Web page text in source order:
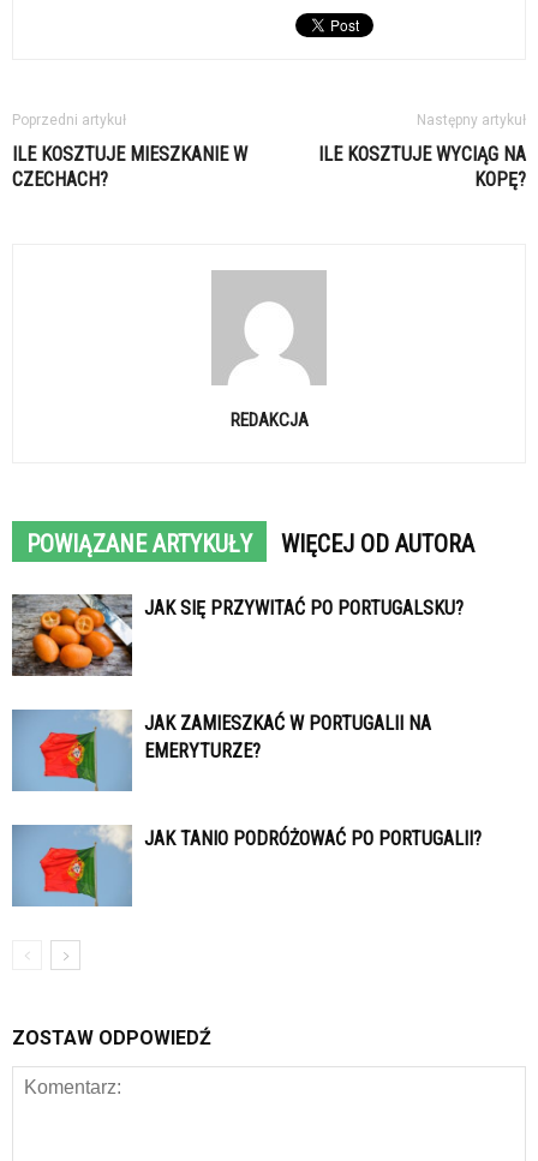
Poprzedni artykuł
ILE KOSZTUJE MIESZKANIE W
CZECHACH?
Następny artykuł
ILE KOSZTUJE WYCIĄG NA
KOPĘ?
REDAKCJA
POWIĄZANE ARTYKUŁY WIĘCEJ OD AUTORA
JAK SIĘ PRZYWITAĆ PO PORTUGALSKU?
JAK ZAMIESZKAĆ W PORTUGALII NA
EMERYTURZE?
JAK TANIO PODRÓŻOWAĆ PO PORTUGALII?
ZOSTAW ODPOWIEDŹ